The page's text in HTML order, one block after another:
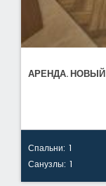
АРЕНДА. НОВЫЙ
Спальни: 1
Санузлы: 1